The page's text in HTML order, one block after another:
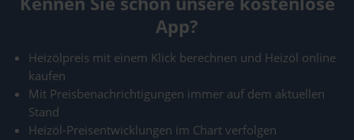
App?
Heizölpreis mit einem Klick berechnen und Heizöl online
kaufen
Mit Preisbenachrichtigungen immer auf dem aktuellen
Stand
Heizöl-Preisentwicklungen im Chart verfolgen